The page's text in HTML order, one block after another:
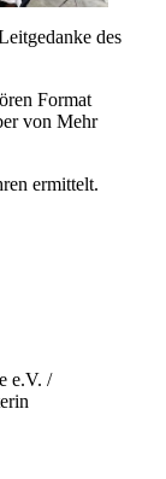
des
Format
von Mehr
ermittelt.
e.V. /